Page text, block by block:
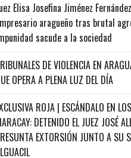
Elisa Josefina Jiménez
aragueño tras brutal
sacude a la sociedad
DE VIOLENCIA EN
OPERA A PLENA LUZ DEL DÍA
ROJA | ESCÁNDALO EN
DETENIDO EL JUEZ JOSÉ
EXTORSIÓN JUNTO A SU